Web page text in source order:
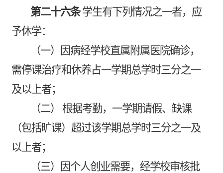
第二十六条 学生有下列情况之一者，应
予休学：
（一）因病经学校直属附属医院确诊，
需停课治疗和休养占一学期总学时三分之一
及以上者；
（二）
根据考勤，一学期请假、缺课
（包括旷课）超过该学期总学时三分之一及
以上者；
（三）因个人创业需要，经学校审核批